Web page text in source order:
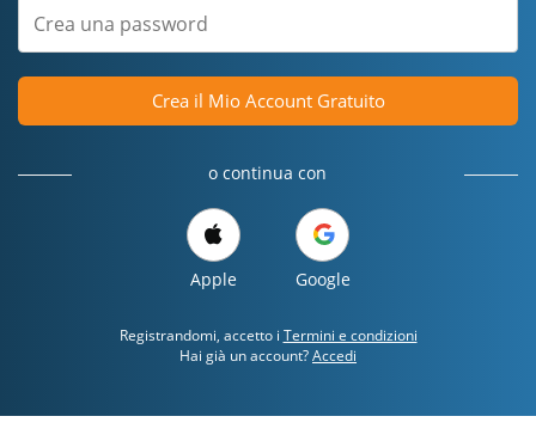
Crea il Mio Account Gratuito
o continua con
Apple Google
Registrandomi, accetto i Termini e condizioni
Hai già un account?Accedi